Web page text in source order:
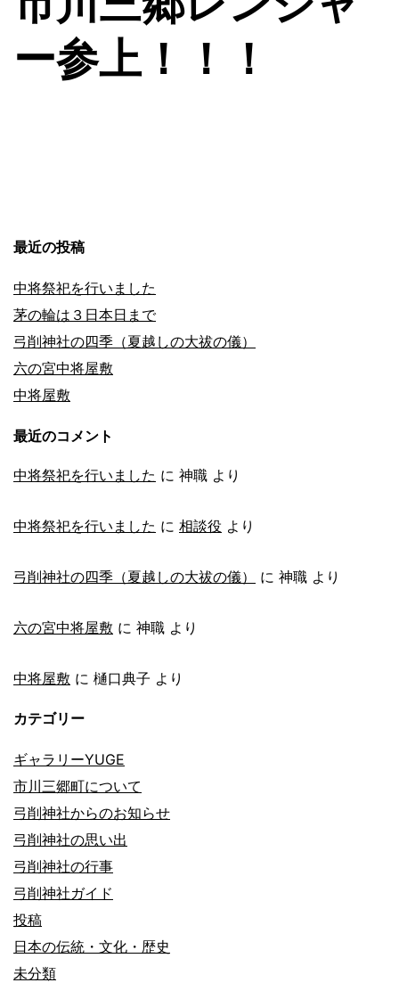
シ
ョ
ー参上！！！
最近の投稿
中将祭祀を行いました
茅の輪は３日本日まで
弓削神社の四季（夏越しの大祓の儀）
六の宮中将屋敷
中将屋敷
最近のコメント
中将祭祀を行いました に 神職 より
中将祭祀を行いました に 相談役 より
弓削神社の四季（夏越しの大祓の儀） に 神職 より
六の宮中将屋敷 に 神職 より
中将屋敷 に 樋口典子 より
カテゴリー
ギャラリーYUGE
市川三郷町について
弓削神社からのお知らせ
弓削神社の思い出
弓削神社の行事
弓削神社ガイド
投稿
日本の伝統・文化・歴史
未分類